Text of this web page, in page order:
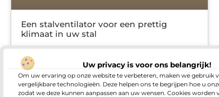
Uw privacy is voor ons belangrijk!
Om uw ervaring op onze website te verbeteren, maken we gebruik
vergelijkbare technologieën. Deze helpen ons te begrijpen hoe u
zodat we deze kunnen aanpassen aan uw wensen. Cookies worden
Een stalventilator voor een prettig
klimaat in uw stal
Om de leefomgeving van uw vee te
optimaliseren kunt u diverse agrarische
benodigdheden kopen. De aanschaf van een
stalventilator zorgt vaak al voor verkoeling en
een prettiger binnenklimaat. Wilt u